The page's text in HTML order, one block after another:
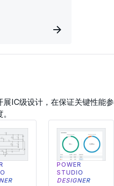
IC级设计，在保证关键性能参
POWER
STUDIO
DESIGNER